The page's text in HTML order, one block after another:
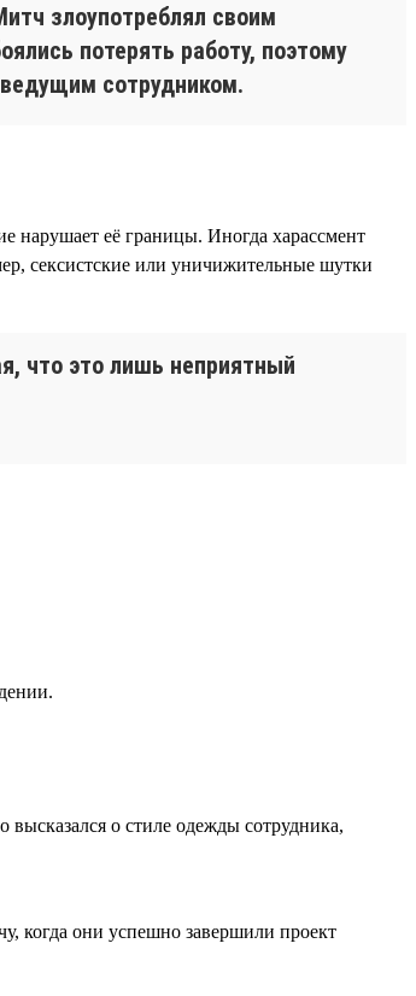
злоупотреблял своим
потерять работу, поэтому
сотрудником.
нарушает её границы. Иногда харассмент
сексистские или уничижительные шутки
что это лишь неприятный
высказался о стиле одежды сотрудника,
когда они успешно завершили проект